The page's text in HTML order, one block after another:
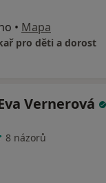
• Mapa
pro děti a dorost
Vernerová
8 názorů